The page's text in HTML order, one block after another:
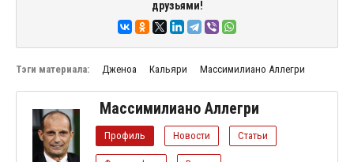
друзьями!
Тэги материала: Дженоа Кальяри Массимилиано Аллегри
Массимилиано Аллегри
Профиль Новости Статьи